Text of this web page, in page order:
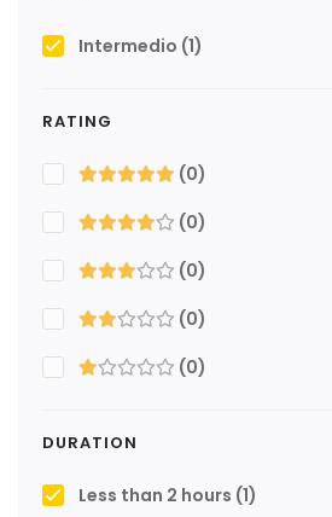
Intermedio (1)
RATING
(0)
(0)
(0)
(0)
(0)
DURATION
Less than 2 hours (1)